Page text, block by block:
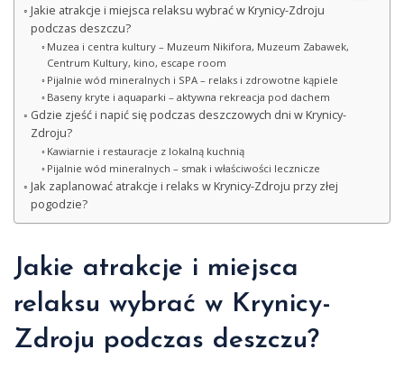
Jakie atrakcje i miejsca relaksu wybrać w Krynicy-Zdroju
podczas deszczu?
Muzea i centra kultury – Muzeum Nikifora, Muzeum Zabawek,
Centrum Kultury, kino, escape room
Pijalnie wód mineralnych i SPA – relaks i zdrowotne kąpiele
Baseny kryte i aquaparki – aktywna rekreacja pod dachem
Gdzie zjeść i napić się podczas deszczowych dni w Krynicy-
Zdroju?
Kawiarnie i restauracje z lokalną kuchnią
Pijalnie wód mineralnych – smak i właściwości lecznicze
Jak zaplanować atrakcje i relaks w Krynicy-Zdroju przy złej
pogodzie?
Jakie atrakcje i miejsca
relaksu wybrać w Krynicy-
Zdroju podczas deszczu?